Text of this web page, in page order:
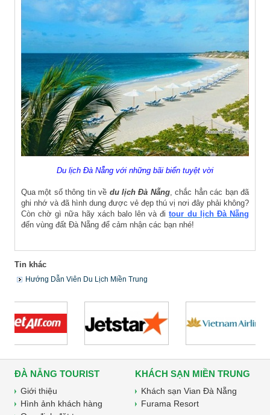
Du lịch Đà Nẵng với những bãi biển tuyệt vời
Qua một số thông tin về du lịch Đà Nẵng, chắc hẳn các bạn đã
ghi nhớ và đã hình dung được vẻ đẹp thú vị nơi đây phải không?
Còn chờ gì nữa hãy xách balo lên và đitour du lịch Đà Nẵng
đến vùng đất Đà Nẵng để cảm nhận các bạn nhé!
Tin khác
Hướng Dẫn Viên Du Lịch Miền Trung
ĐÀ NẴNG TOURIST
Giới thiệu
Hình ảnh khách hàng
KHÁCH SẠN MIỀN TRUNG
Khách sạn Vian Đà Nẵng
Furama Resort